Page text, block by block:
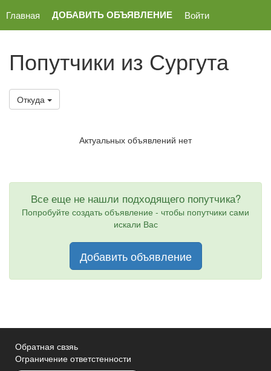
Главная ДОБАВИТЬ ОБЪЯВЛЕНИЕ Войти
Попутчики из Сургута
Откуда
Актуальных объявлений нет
Все еще не нашли подходящего попутчика?
Попробуйте создать объявление - чтобы попутчики сами
искали Вас
Добавить объявление
Обратная свзяь
Ограничение ответстенности